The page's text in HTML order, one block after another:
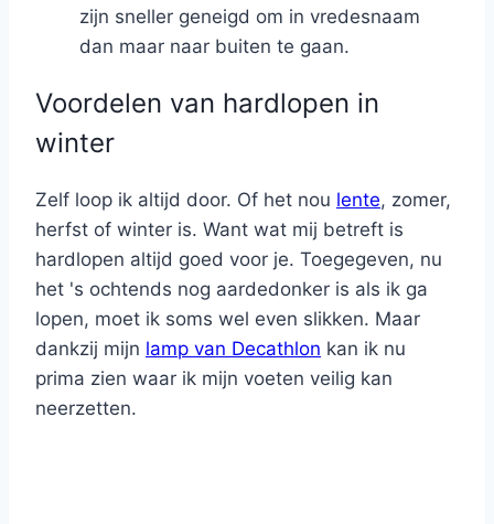
zijn sneller geneigd om in vredesnaam
dan maar naar buiten te gaan.
Voordelen van hardlopen in
winter
Zelf loop ik altijd door. Of het nou lente, zomer,
herfst of winter is. Want wat mij betreft is
hardlopen altijd goed voor je. Toegegeven, nu
het 's ochtends nog aardedonker is als ik ga
lopen, moet ik soms wel even slikken. Maar
dankzij mijn lamp van Decathlon kan ik nu
prima zien waar ik mijn voeten veilig kan
neerzetten.